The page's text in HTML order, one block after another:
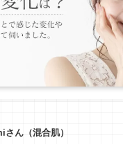
ん（混合肌）